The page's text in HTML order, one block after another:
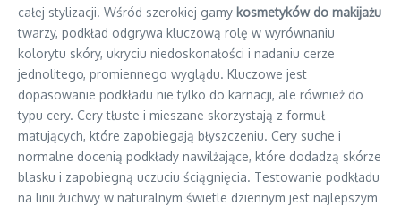
całej stylizacji. Wśród szerokiej gamy kosmetyków do makijażu
twarzy, podkład odgrywa kluczową rolę w wyrównaniu
kolorytu skóry, ukryciu niedoskonałości i nadaniu cerze
jednolitego, promiennego wyglądu. Kluczowe jest
dopasowanie podkładu nie tylko do karnacji, ale również do
typu cery. Cery tłuste i mieszane skorzystają z formuł
matujących, które zapobiegają błyszczeniu. Cery suche i
normalne docenią podkłady nawilżające, które dodadzą skórze
blasku i zapobiegną uczuciu ściągnięcia. Testowanie podkładu
na linii żuchwy w naturalnym świetle dziennym jest najlepszym